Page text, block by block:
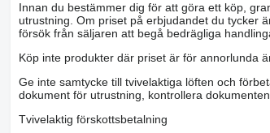
Innan du bestämmer dig för att göra ett köp,
utrustning. Om priset på erbjudandet du tycker
försök från säljaren att begå bedrägliga
Köp inte produkter där priset är för annorlunda
Ge inte samtycke till tvivelaktiga löften och
dokument för utrustning, kontrollera
Tvivelaktig förskottsbetalning